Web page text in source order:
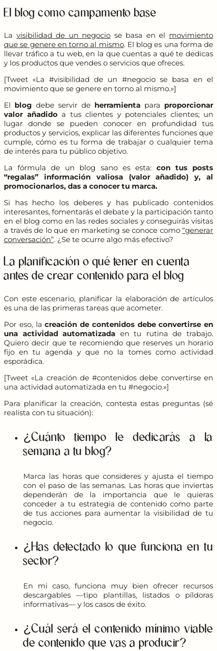
El blog como campamento base
La visibilidad de un negocio se basa en el movimiento
que se genere en torno al mismo. El blog es una forma de
llevar tráfico a tu web, en la que cuentas a qué te dedicas
y los productos que vendes o servicios que ofreces.
[Tweet «La #visibilidad de un #negocio se basa en el
movimiento que se genere en torno al mismo.»]
El blog debe servir de herramienta para proporcionar
valor añadidoa tus clientes y potenciales clientes; un
lugar donde se pueden conocer en profundidad tus
productos y servicios, explicar las diferentes funciones que
cumple, cómo es tu forma de trabajar o cualquier tema
de interés para tu público objetivo.
La fórmula de un blog sano es esta: con tus posts
“regalas” información valiosa (valor añadido) y, al
promocionarlos, das a conocer tu marca.
Si has hecho los deberes y has publicado contenidos
interesantes, fomentarás el debate y la participación tanto
en el blog como en las redes sociales y conseguirás visitas
a través de lo que en marketing se conoce como “generar
conversación”. ¿Se te ocurre algo más efectivo?
La planificación o qué tener en cuenta
antes de crear contenido para el blog
Con este escenario, planificar la elaboración de artículos
es una de las primeras tareas que acometer.
Por eso, lacreación de contenidos debe convertirse en
una actividad automatizada en tu rutina de trabajo.
Quiero decir que te recomiendo que reserves un horario
fijo en tu agenda y que no la tomes como actividad
esporádica.
[Tweet «La creación de #contenidos debe convertirse en
una actividad automatizada en tu #negocio.»]
Para planificar la creación, contesta estas preguntas (sé
realista con tu situación):
¿Cuánto tiempo le dedicarás a la
semana a tu blog?
Marca las horas que consideres y ajusta el tiempo
con el paso de las semanas. Las horas que inviertas
dependerán de la importancia que le quieras
conceder a tu estrategia de contenido como parte
de tus acciones para aumentar la visibilidad de tu
negocio.
¿Has detectado lo que funciona en tu
sector?
En mi caso, funciona muy bien ofrecer recursos
descargables —tipo plantillas, listados o píldoras
informativas— y los casos de éxito.
¿Cuál será el contenido mínimo viable
de contenido que vas a producir?